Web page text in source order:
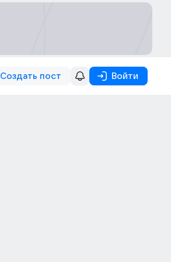
Создать пост Войти